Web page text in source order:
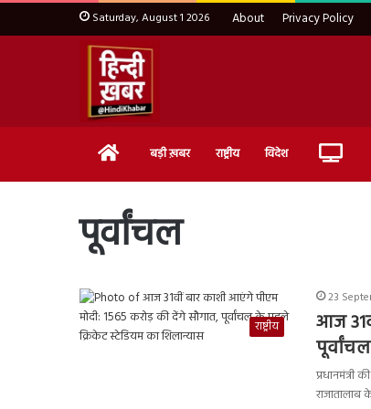
Saturday, August 1 2026 About Privacy Policy
Home बड़ी ख़बर राष्ट्रीय विदेश Live
पूर्वांचल
राष्ट्रीय
23
आज
प्रधानमंत्री